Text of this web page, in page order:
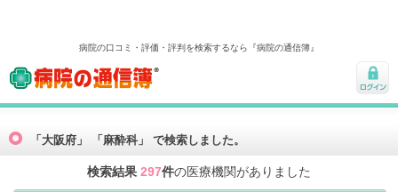
病院の口コミ・評価・評判を検索するなら『病院の通信簿』
病院の通信簿
ログ
「大阪府」 「麻酔科」 で検索しました。
検索結果 297件の医療機関がありました